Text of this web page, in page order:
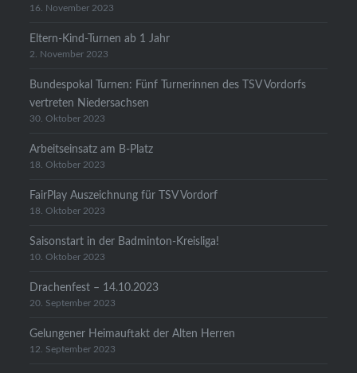
16. November 2023
Eltern-Kind-Turnen ab 1 Jahr
2. November 2023
Bundespokal Turnen: Fünf Turnerinnen des TSV Vordorfs
vertreten Niedersachsen
30. Oktober 2023
Arbeitseinsatz am B-Platz
18. Oktober 2023
FairPlay Auszeichnung für TSV Vordorf
18. Oktober 2023
Saisonstart in der Badminton-Kreisliga!
10. Oktober 2023
Drachenfest – 14.10.2023
20. September 2023
Gelungener Heimauftakt der Alten Herren
12. September 2023